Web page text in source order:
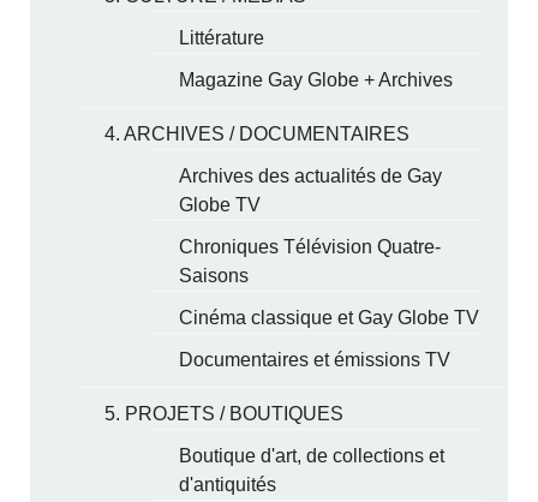
Littérature
Magazine Gay Globe + Archives
4. ARCHIVES / DOCUMENTAIRES
Archives des actualités de Gay
Globe TV
Chroniques Télévision Quatre-
Saisons
Cinéma classique et Gay Globe TV
Documentaires et émissions TV
5. PROJETS / BOUTIQUES
Boutique d'art, de collections et
d'antiquités